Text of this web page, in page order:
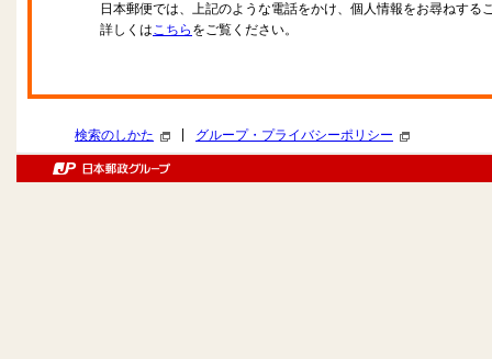
日本郵便では、上記のような電話をかけ、個人情報をお尋ねする
詳しくはこちら をご覧ください。
検索のしかた グループ・プライバシーポリシー